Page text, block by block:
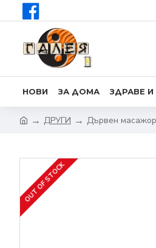
НОВИ ЗА ДОМА ЗДРАВЕ
ДРУГИ Дървен
OUT OF STOCK